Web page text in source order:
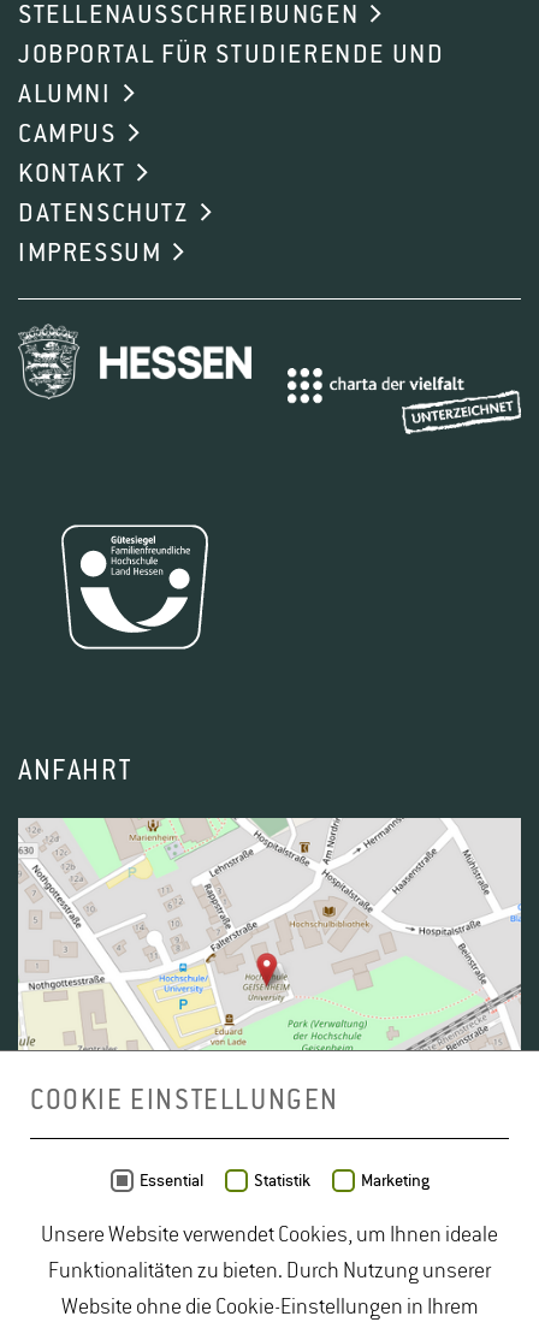
STELLENAUSSCHREIBUNGEN
JOBPORTAL FÜR STUDIERENDE UND
ALUMNI
CAMPUS
KONTAKT
DATENSCHUTZ
IMPRESSUM
ANFAHRT
OpenStreetMap- Veröffentlicht unterODbL
duales Studium Gartenbau| Gartenbau Studium|
Lebensmittelrecht Studium|Lebensmittelsicherheit
COOKIE EINSTELLUNGEN
Essential Statistik Marketing
Unsere Website verwendet Cookies, um Ihnen ideale
Funktionalitäten zu bieten. Durch Nutzung unserer
Website ohne die Cookie-Einstellungen in Ihrem